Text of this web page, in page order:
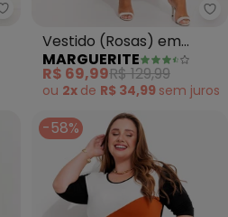
Marguerite - Vestido (Animal
Vestido (Rosas) em
Jersey Acetinado
MARGUERITE
R$ 69,99R$ 129,99
ou 2x de R$ 34,99 sem juros
-58%